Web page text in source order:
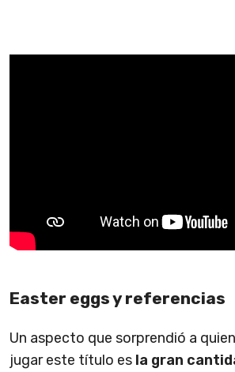
Easter eggs y referencias
Un aspecto que sorprendió a
jugar este título es la gran